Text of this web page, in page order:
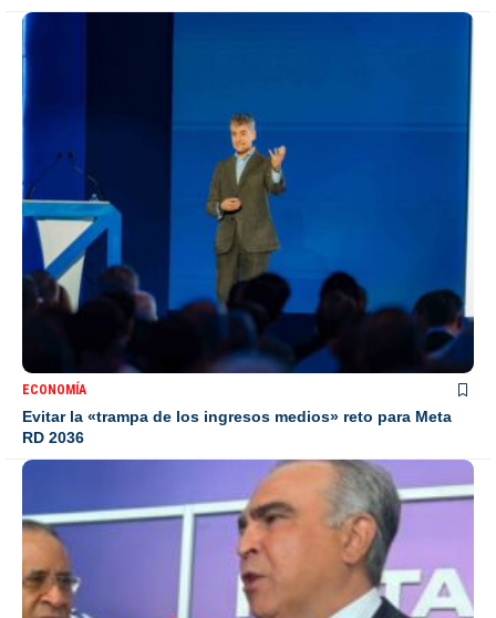
ECONOMÍA
Evitar la «trampa de los ingresos medios» reto para Meta
RD 2036